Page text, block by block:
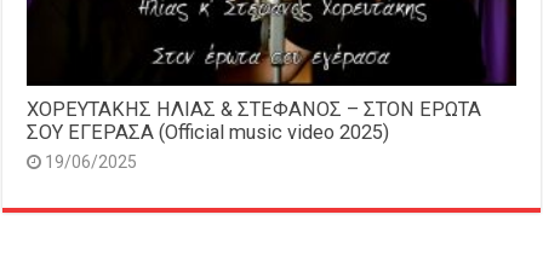
ΧΟΡΕΥΤΑΚΗΣ ΗΛΙΑΣ & ΣΤΕΦΑΝΟΣ – ΣΤΟΝ ΕΡΩΤΑ
ΣΟΥ ΕΓΕΡΑΣΑ (Official music video 2025)
19/06/2025